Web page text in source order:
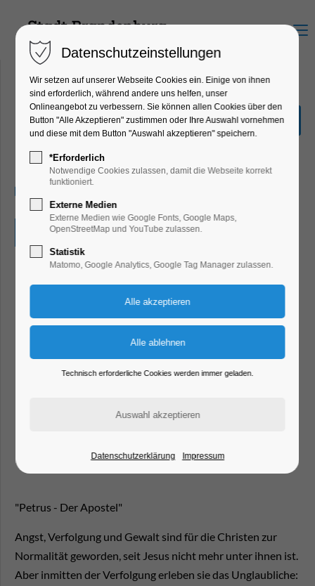
Menu
Adonia-Musical "Petrus -
Der Apostel"
Kinder, Jugend, Religion, Theater, Bühne
Eintritt frei
"Petrus - Der Apostel"
Angst, Verfolgung und Gewalt sind für die Christen zur
Normalität geworden, seit Jesus nicht mehr unter ihnen ist.
Aber inmitten der Verfolgung erleben sie das Unglaubliche:
Datenschutzeinstellungen
Wir setzen auf unserer Webseite Cookies ein. Einige von ihnen
sind erforderlich, während andere uns helfen, unser
Onlineangebot zu verbessern. Sie können allen Cookies über den
Button "Alle Akzeptieren" zustimmen oder Ihre Auswahl vornehmen
und diese mit dem Button "Auswahl akzeptieren" speichern.
*Erforderlich
Notwendige Cookies zulassen, damit die Webseite korrekt
funktioniert.
Externe Medien
Externe Medien wie Google Fonts, Google Maps,
OpenStreetMap und YouTube zulassen.
Statistik
Matomo, Google Analytics, Google Tag Manager zulassen.
Technisch erforderliche Cookies werden immer geladen.
Datenschutzerklärung Impressum